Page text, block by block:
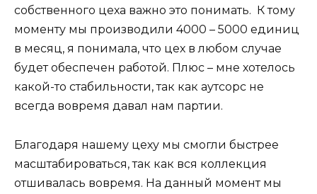
собственного цеха важно это понимать. К тому
моменту мы производили 4000 – 5000 единиц
в месяц, я понимала, что цех в любом случае
будет обеспечен работой. Плюс – мне хотелось
какой-то стабильности, так как аутсорс не
всегда вовремя давал нам партии.
Благодаря нашему цеху мы смогли быстрее
масштабироваться, так как вся коллекция
отшивалась вовремя. На данный момент мы